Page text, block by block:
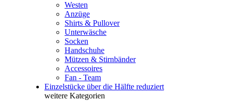
Westen
Anzüge
Shirts & Pullover
Unterwäsche
Socken
Handschuhe
Mützen & Stirnbänder
Accessoires
Fan - Team
Einzelstücke über die Hälfte reduziert
weitere Kategorien